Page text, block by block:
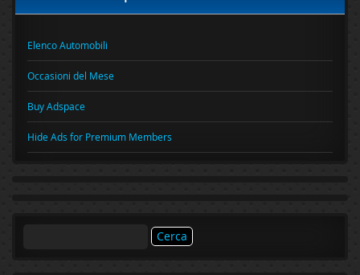
Elenco Automobili
Occasioni del Mese
Buy Adspace
Hide Ads for Premium Members